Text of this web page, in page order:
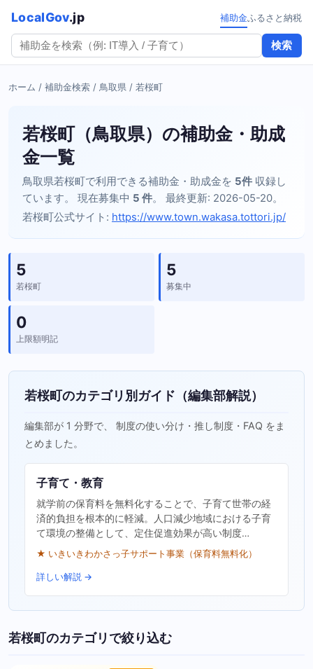
LocalGov.jp
検索
補助金ふるさと納税
ホーム / 補助金検索 / 鳥取県 / 若桜町
若桜町（鳥取県）の補助金・助成
金一覧
鳥取県若桜町で利用できる補助金・助成金を 5件 収録し
ています。 現在募集中 5 件。 最終更新: 2026-05-20。
若桜町公式サイト: https://www.town.wakasa.tottori.jp/
5
若桜町
5
募集中
0
上限額明記
若桜町のカテゴリ別ガイド（編集部解説）
編集部が 1 分野で、 制度の使い分け・推し制度・FAQ をま
とめました。
子育て・教育
就学前の保育料を無料化することで、子育て世帯の経
済的負担を根本的に軽減。人口減少地域における子育
て環境の整備として、定住促進効果が高い制度…
★ いきいきわかさっ子サポート事業（保育料無料化）
詳しい解説 →
若桜町のカテゴリで絞り込む